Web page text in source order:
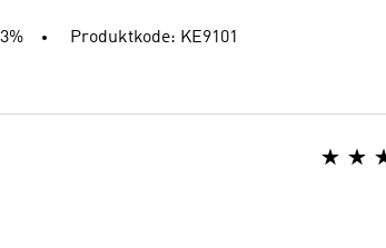
Produktkode: KE9101